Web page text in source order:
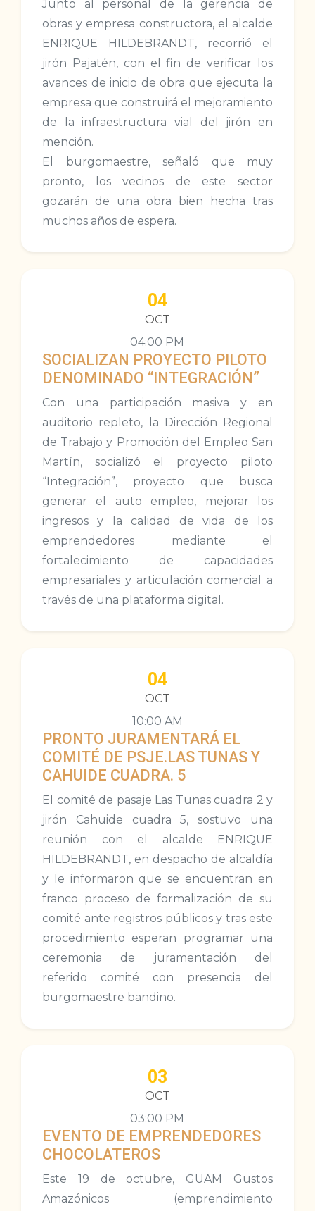
Junto al personal de la gerencia de
obras y empresa constructora, el alcalde
ENRIQUE HILDEBRANDT, recorrió el
jirón Pajatén, con el fin de verificar los
avances de inicio de obra que ejecuta la
empresa que construirá el mejoramiento
de la infraestructura vial del jirón en
mención.
El burgomaestre, señaló que muy
pronto, los vecinos de este sector
gozarán de una obra bien hecha tras
muchos años de espera.
04
OCT
04:00 PM
SOCIALIZAN PROYECTO PILOTO
DENOMINADO “INTEGRACIÓN”
Con una participación masiva y en
auditorio repleto, la Dirección Regional
de Trabajo y Promoción del Empleo San
Martín, socializó el proyecto piloto
“Integración”, proyecto que busca
generar el auto empleo, mejorar los
ingresos y la calidad de vida de los
emprendedores mediante el
fortalecimiento de capacidades
empresariales y articulación comercial a
través de una plataforma digital.
04
OCT
10:00 AM
PRONTO JURAMENTARÁ EL
COMITÉ DE PSJE.LAS TUNAS Y
CAHUIDE CUADRA. 5
El comité de pasaje Las Tunas cuadra 2 y
jirón Cahuide cuadra 5, sostuvo una
reunión con el alcalde ENRIQUE
HILDEBRANDT, en despacho de alcaldía
y le informaron que se encuentran en
franco proceso de formalización de su
comité ante registros públicos y tras este
procedimiento esperan programar una
ceremonia de juramentación del
referido comité con presencia del
burgomaestre bandino.
03
OCT
03:00 PM
EVENTO DE EMPRENDEDORES
CHOCOLATEROS
Este 19 de octubre, GUAM Gustos
Amazónicos (emprendimiento